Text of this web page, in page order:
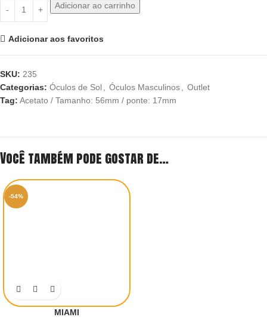
Adicionar ao carrinho
Adicionar aos favoritos
SKU: 235
Categorias: Óculos de Sol, Óculos Masculinos, Outlet
Tag: Acetato / Tamanho: 56mm / ponte: 17mm
Você também pode gostar de…
-54%
MIAMI